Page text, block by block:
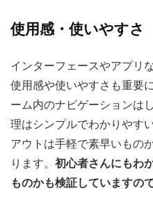
使用感・使いやすさ
インターフェースやアプリ
使用感や使いやすさも重要
ーム内のナビゲーションは
理はシンプルでわかりやす
アウトは手軽で素早いもの
ります。 初心者さんにもわ
ものかも検証していますの